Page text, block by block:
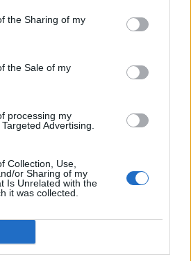
the Sharing of my
the Sale of my
processing my
Advertising.
Collection, Use,
or Sharing of my
Is Unrelated with the
it was collected.
LEGNANO
per te
di